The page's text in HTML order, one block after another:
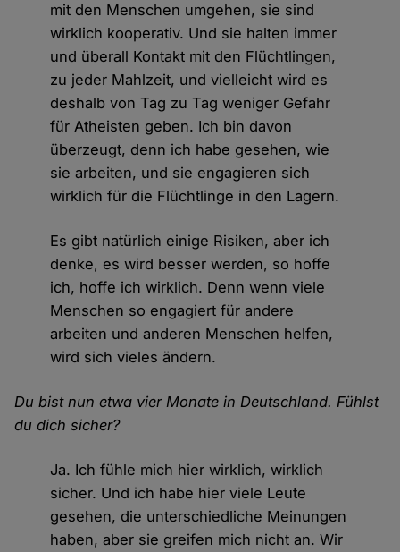
mit den Menschen umgehen, sie sind
wirklich kooperativ. Und sie halten immer
und überall Kontakt mit den Flüchtlingen,
zu jeder Mahlzeit, und vielleicht wird es
deshalb von Tag zu Tag weniger Gefahr
für Atheisten geben. Ich bin davon
überzeugt, denn ich habe gesehen, wie
sie arbeiten, und sie engagieren sich
wirklich für die Flüchtlinge in den Lagern.
Es gibt natürlich einige Risiken, aber ich
denke, es wird besser werden, so hoffe
ich, hoffe ich wirklich. Denn wenn viele
Menschen so engagiert für andere
arbeiten und anderen Menschen helfen,
wird sich vieles ändern.
Du bist nun etwa vier Monate in Deutschland. Fühlst
du dich sicher?
Ja. Ich fühle mich hier wirklich, wirklich
sicher. Und ich habe hier viele Leute
gesehen, die unterschiedliche Meinungen
haben, aber sie greifen mich nicht an. Wir